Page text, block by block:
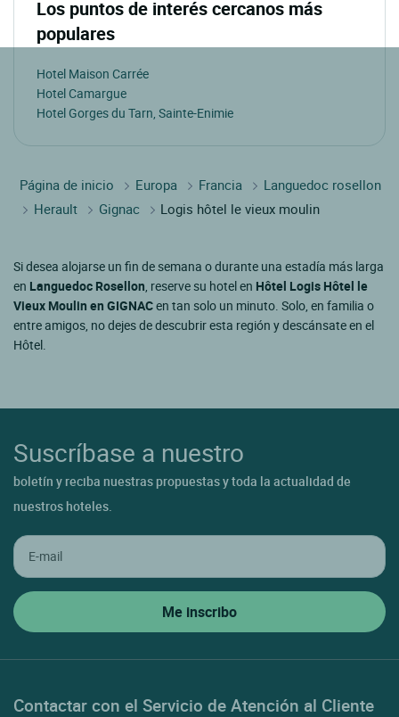
Los puntos de interés cercanos más
populares
Hotel Maison Carrée
Hotel Camargue
Hotel Gorges du Tarn, Sainte-Enimie
Página de inicio Europa Francia
Languedoc rosellon
Herault
Gignac Logis hôtel le vieux moulin
Si desea alojarse un fin de semana o durante una estadía más larga
en Languedoc Rosellon , reserve su hotel en Hôtel Logis Hôtel le
Vieux Moulin en GIGNACen tan solo un minuto. Solo, en familia o
entre amigos, no dejes de descubrir esta región y descánsate en el
Hôtel.
Suscríbase a nuestro
boletín y reciba nuestras propuestas y toda la actualidad de
nuestros hoteles.
Contactar con el Servicio de Atención al Cliente